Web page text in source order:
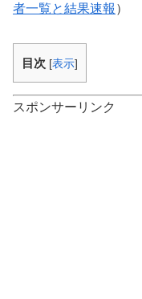
者一覧と結果速報 ）
目次 [表示]
スポンサーリンク